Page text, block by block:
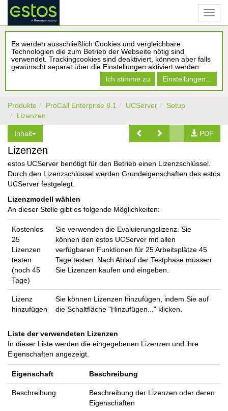
Es werden ausschließlich Cookies und vergleichbare
Technologien die zum Betrieb der Webseite nötig sind
verwendet. Trackingcookies sind deaktiviert, können aber falls
gewünscht separat über die Einstellungen aktiviert werden.
Ich stimme zu
Einstellungen...
Produkte ProCall Enterprise 8.1 UCServer
Setup
Lizenzen
Inhalt PDF
Lizenzen
estos UCServer benötigt für den Betrieb einen Lizenzschlüssel.
Durch den Lizenzschlüssel werden Grundeigenschaften des estos
UCServer festgelegt.
Lizenzmodell wählen
An dieser Stelle gibt es folgende Möglichkeiten:
Kostenlos
25
Lizenzen
testen
(noch 45
Tage)
Sie verwenden die Evaluierungslizenz. Sie
können den estos UCServer mit allen
verfügbaren Funktionen für 25 Arbeitsplätze 45
Tage testen. Nach Ablauf der Testphase müssen
Sie Lizenzen kaufen und eingeben.
Lizenz
hinzufügen
Sie können Lizenzen hinzufügen, indem Sie auf
die Schaltfläche "Hinzufügen..." klicken.
Liste der verwendeten Lizenzen
In dieser Liste werden die eingegebenen Lizenzen und ihre
Eigenschaften angezeigt.
Eigenschaft Beschreibung
Beschreibung
Beschreibung der Lizenzen oder deren
Eigenschaften